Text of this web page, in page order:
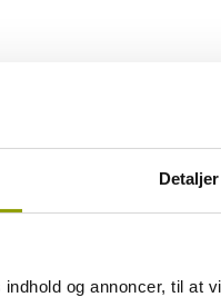
Detaljer
og annoncer, til at